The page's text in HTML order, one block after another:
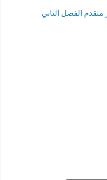
الفصل الثاني